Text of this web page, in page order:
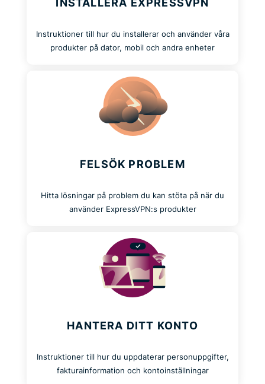
INSTALLERA EXPRESSVPN
Instruktioner till hur du installerar och använder våra
produkter på dator, mobil och andra enheter
FELSÖK PROBLEM
Hitta lösningar på problem du kan stöta på när du
använder ExpressVPN:s produkter
HANTERA DITT KONTO
Instruktioner till hur du uppdaterar personuppgifter,
fakturainformation och kontoinställningar